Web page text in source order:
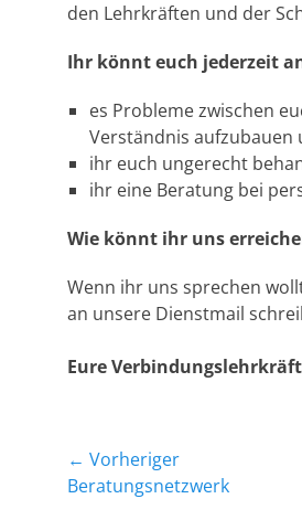
den Lehrkräften und der
Ihr könnt euch jederzeit
es Probleme zwischen
Verständnis aufzubauen
ihr euch ungerecht
ihr eine Beratung bei
Wie könnt ihr uns
Wenn ihr uns sprechen
an unsere Dienstmail
Eure
Beitragsnavigation
← Vorheriger
Vorheriger
Beratungsnetzwerk